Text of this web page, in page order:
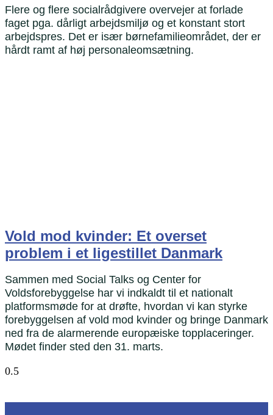
Flere og flere socialrådgivere overvejer at forlade
faget pga. dårligt arbejdsmiljø og et konstant stort
arbejdspres. Det er især børnefamilieområdet, der er
hårdt ramt af høj personaleomsætning.
Vold mod kvinder: Et overset
problem i et ligestillet Danmark
Sammen med Social Talks og Center for
Voldsforebyggelse har vi indkaldt til et nationalt
platformsmøde for at drøfte, hvordan vi kan styrke
forebyggelsen af vold mod kvinder og bringe Danmark
ned fra de alarmerende europæiske topplaceringer.
Mødet finder sted den 31. marts.